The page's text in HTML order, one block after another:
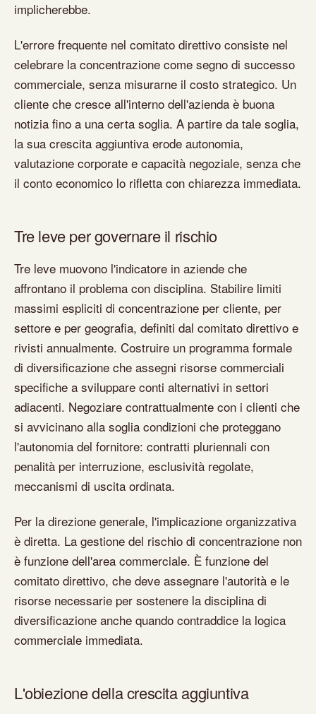
implicherebbe.
L'errore frequente nel comitato direttivo consiste nel
celebrare la concentrazione come segno di successo
commerciale, senza misurarne il costo strategico. Un
cliente che cresce all'interno dell'azienda è buona
notizia fino a una certa soglia. A partire da tale soglia,
la sua crescita aggiuntiva erode autonomia,
valutazione corporate e capacità negoziale, senza che
il conto economico lo rifletta con chiarezza immediata.
Tre leve per governare il rischio
Tre leve muovono l'indicatore in aziende che
affrontano il problema con disciplina. Stabilire limiti
massimi espliciti di concentrazione per cliente, per
settore e per geografia, definiti dal comitato direttivo e
rivisti annualmente. Costruire un programma formale
di diversificazione che assegni risorse commerciali
specifiche a sviluppare conti alternativi in settori
adiacenti. Negoziare contrattualmente con i clienti che
si avvicinano alla soglia condizioni che proteggano
l'autonomia del fornitore: contratti pluriennali con
penalità per interruzione, esclusività regolate,
meccanismi di uscita ordinata.
Per la direzione generale, l'implicazione organizzativa
è diretta. La gestione del rischio di concentrazione non
è funzione dell'area commerciale. È funzione del
comitato direttivo, che deve assegnare l'autorità e le
risorse necessarie per sostenere la disciplina di
diversificazione anche quando contraddice la logica
commerciale immediata.
L'obiezione della crescita aggiuntiva